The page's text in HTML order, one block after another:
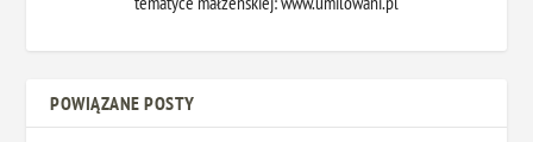
POWIĄZANE POSTY